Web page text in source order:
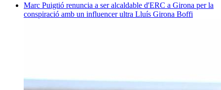
Marc Puigtió renuncia a ser alcaldable d'ERC a Girona per la
conspiració amb un influencer ultra Lluís Girona Boffi